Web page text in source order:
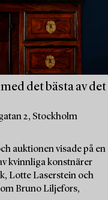
det bästa av det
2, Stockholm
auktionen visade på en
kvinnliga konstnärer
Lotte Laserstein och
Bruno Liljefors,